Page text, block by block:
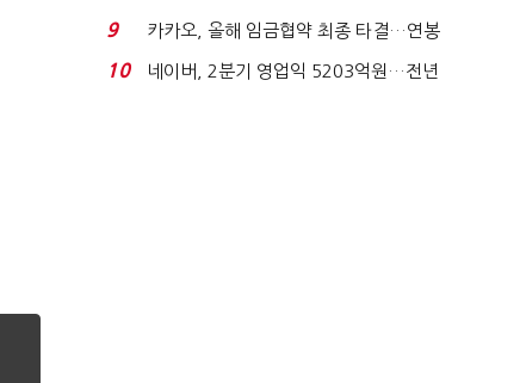
금 폭탄' 우려...
9
카카오, 올해 임금협약 최종 타결…연봉
6.3% 인상·격려...
10
네이버, 2분기 영업익 5203억원…전년